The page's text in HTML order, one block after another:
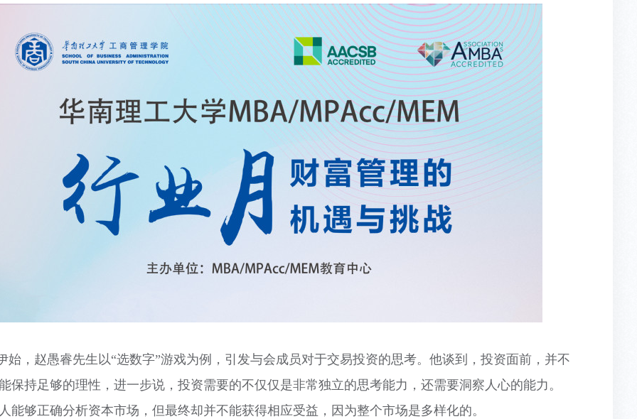
始，赵愚睿先生以“选数字”游戏为例，引发与会成员对于交易投资的思考。他谈到，投资面前，并不
保持足够的理性，进一步说，投资需要的不仅仅是非常独立的思考能力，还需要洞察人心的能力。
能够正确分析资本市场，但最终却并不能获得相应受益，因为整个市场是多样化的。